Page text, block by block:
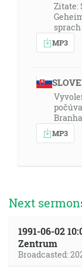
Zitate:
MP3
MP3
Next
1991-06-02
Zentrum
Broadcasted: